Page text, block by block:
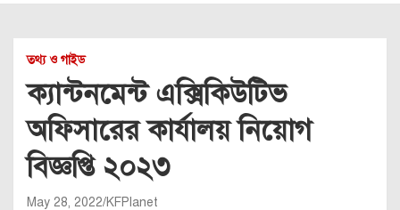
তথ্য ও গাইড
ক্যান্টনমেন্ট এক্সিকিউটিভ
অফিসারের কার্যালয় নিয়োগ
বিজ্ঞপ্তি ২০২৩
May 28, 2022 KFPlanet